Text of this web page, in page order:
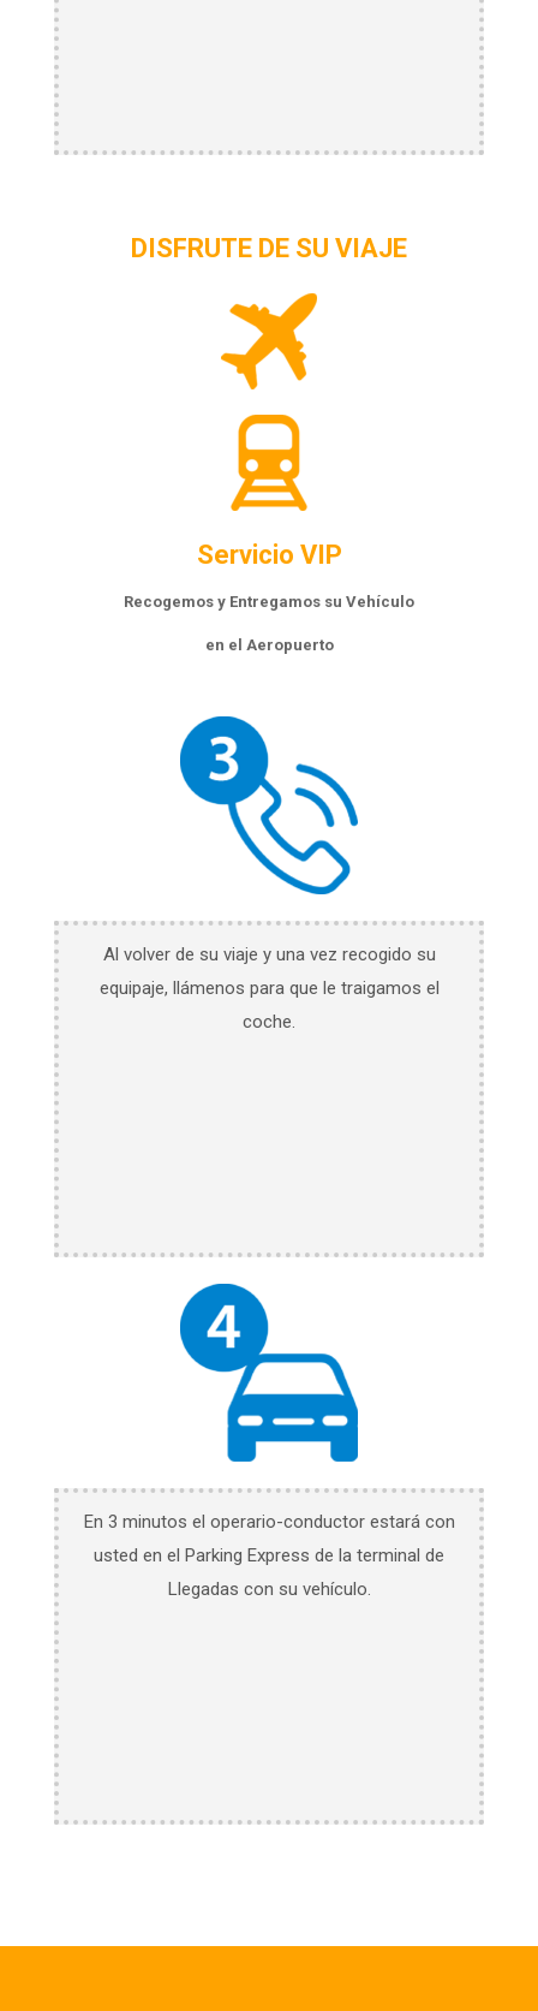
DISFRUTE DE SU VIAJE
Servicio VIP
Recogemos y Entregamos su Vehículo
en el Aeropuerto
Al volver de su viaje y una vez recogido su
equipaje, llámenos para que le traigamos el
coche.
En 3 minutos el operario-conductor estará con
usted en el Parking Express de la terminal de
Llegadas con su vehículo.